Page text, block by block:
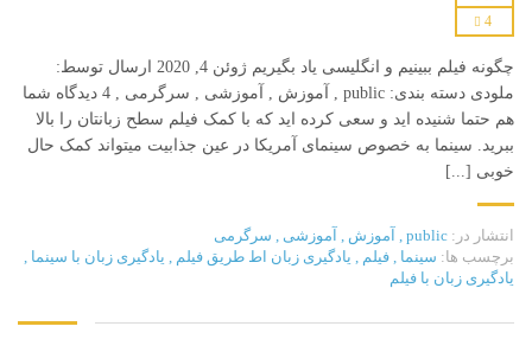
4
چگونه فیلم ببینیم و انگلیسی یاد بگیریم ژوئن 4, 2020 ارسال توسط:
ملودی دسته بندی: public , آموزش , آموزشی , سرگرمی , 4 دیدگاه شما
هم حتما شنیده اید و سعی کرده اید که با کمک فیلم سطح زبانتان را بالا
ببرید. سینما به خصوص سینمای آمریکا در عین جذابیت میتواند کمک حال
خوبی [...]
انتشار در: public
, آموزش , آموزشی , سرگرمی
برچسب ها: سینما , فیلم , یادگیری زبان اط طریق فیلم , یادگیری زبان با سینما ,
یادگیری زبان با فیلم